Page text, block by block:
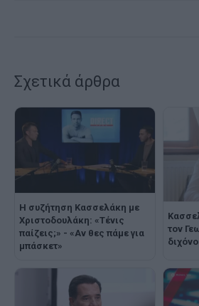
Σχετικά άρθρα
Η συζήτηση Κασσελάκη με
Χριστοδουλάκη: «Τένις
παίζεις;» - «Αν θες πάμε για
μπάσκετ»
τον